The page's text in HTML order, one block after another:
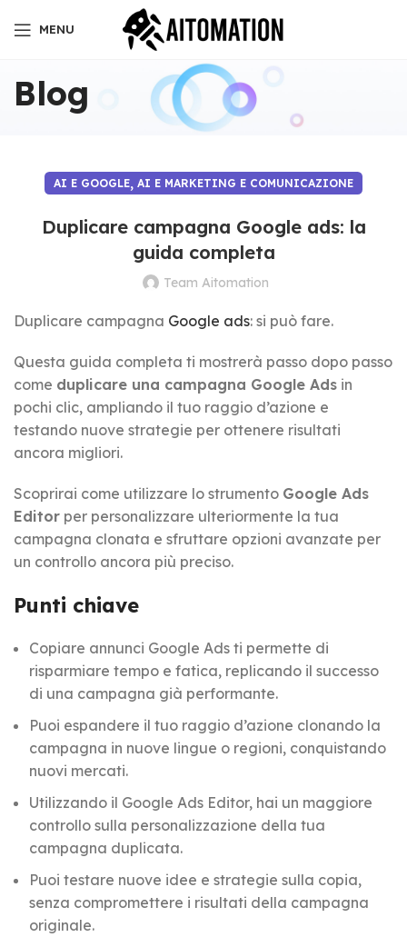
MENU
Blog
AI E GOOGLE, AI E MARKETING E COMUNICAZIONE
Duplicare campagna Google ads: la
guida completa
Team Aitomation
Duplicare campagna Google ads: si può fare.
Questa guida completa ti mostrerà passo dopo passo
come duplicare una campagna Google Ads in
pochi clic, ampliando il tuo raggio d’azione e
testando nuove strategie per ottenere risultati
ancora migliori.
Scoprirai come utilizzare lo strumento Google Ads
Editor per personalizzare ulteriormente la tua
campagna clonata e sfruttare opzioni avanzate per
un controllo ancora più preciso.
Punti chiave
Copiare annunci Google Ads ti permette di
risparmiare tempo e fatica, replicando il successo
di una campagna già performante.
Puoi espandere il tuo raggio d’azione clonando la
campagna in nuove lingue o regioni, conquistando
nuovi mercati.
Utilizzando il Google Ads Editor, hai un maggiore
controllo sulla personalizzazione della tua
campagna duplicata.
Puoi testare nuove idee e strategie sulla copia,
senza compromettere i risultati della campagna
originale.